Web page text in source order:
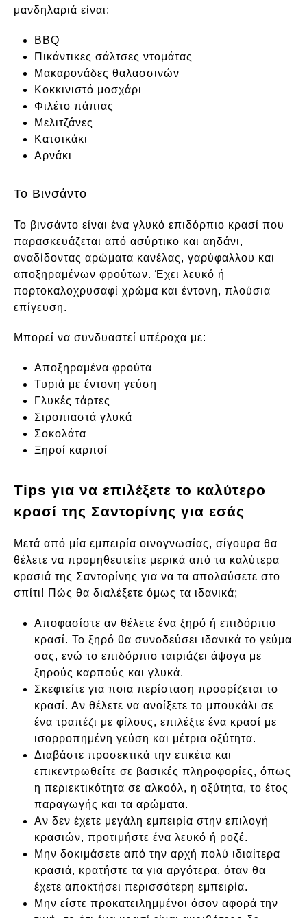
μανδηλαριά είναι:
BBQ
Πικάντικες σάλτσες ντομάτας
Μακαρονάδες θαλασσινών
Κοκκινιστό μοσχάρι
Φιλέτο πάπιας
Μελιτζάνες
Κατσικάκι
Αρνάκι
Το Βινσάντο
Το βινσάντο είναι ένα γλυκό επιδόρπιο κρασί που
παρασκευάζεται από ασύρτικο και αηδάνι,
αναδίδοντας αρώματα κανέλας, γαρύφαλλου και
αποξηραμένων φρούτων. Έχει λευκό ή
πορτοκαλοχρυσαφί χρώμα και έντονη, πλούσια
επίγευση.
Μπορεί να συνδυαστεί υπέροχα με:
Αποξηραμένα φρούτα
Τυριά με έντονη γεύση
Γλυκές τάρτες
Σιροπιαστά γλυκά
Σοκολάτα
Ξηροί καρποί
Tips για να επιλέξετε το καλύτερο
κρασί της Σαντορίνης για εσάς
Μετά από μία εμπειρία οινογνωσίας, σίγουρα θα
θέλετε να προμηθευτείτε μερικά από τα καλύτερα
κρασιά της Σαντορίνης για να τα απολαύσετε στο
σπίτι! Πώς θα διαλέξετε όμως τα ιδανικά;
Αποφασίστε αν θέλετε ένα ξηρό ή επιδόρπιο
κρασί. Το ξηρό θα συνοδεύσει ιδανικά το γεύμα
σας, ενώ το επιδόρπιο ταιριάζει άψογα με
ξηρούς καρπούς και γλυκά.
Σκεφτείτε για ποια περίσταση προορίζεται το
κρασί. Αν θέλετε να ανοίξετε το μπουκάλι σε
ένα τραπέζι με φίλους, επιλέξτε ένα κρασί με
ισορροπημένη γεύση και μέτρια οξύτητα.
Διαβάστε προσεκτικά την ετικέτα και
επικεντρωθείτε σε βασικές πληροφορίες, όπως
η περιεκτικότητα σε αλκοόλ, η οξύτητα, το έτος
παραγωγής και τα αρώματα.
Αν δεν έχετε μεγάλη εμπειρία στην επιλογή
κρασιών, προτιμήστε ένα λευκό ή ροζέ.
Μην δοκιμάσετε από την αρχή πολύ ιδιαίτερα
κρασιά, κρατήστε τα για αργότερα, όταν θα
έχετε αποκτήσει περισσότερη εμπειρία.
Μην είστε προκατειλημμένοι όσον αφορά την